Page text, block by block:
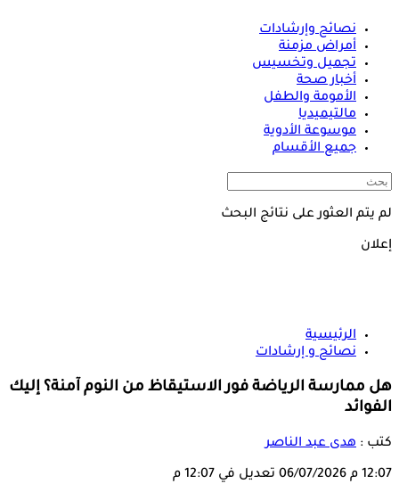
نصائح وإرشادات
أمراض مزمنة
تجميل وتخسيس
أخبار صحة
الأمومة والطفل
مالتيميديا
موسوعة الأدوية
جميع الأقسام
لم يتم العثور على نتائج البحث
إعلان
الرئيسية
نصائح و إرشادات
هل ممارسة الرياضة فور الاستيقاظ من النوم آمنة؟ إليك
الفوائد
كتب : هدى عبد الناصر
12:07 م 06/07/2026 تعديل في 12:07 م